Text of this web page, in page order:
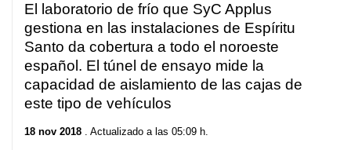
El laboratorio de frío que SyC Applus
gestiona en las instalaciones de Espíritu
Santo da cobertura a todo el noroeste
español. El túnel de ensayo mide la
capacidad de aislamiento de las cajas de
este tipo de vehículos
18 nov 2018 . Actualizado a las 05:09 h.